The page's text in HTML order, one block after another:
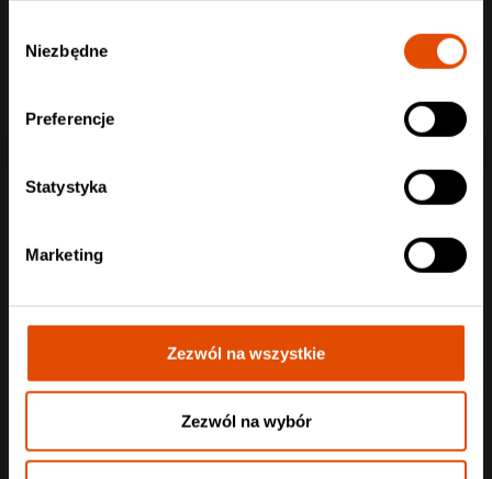
zgody
Niezbędne
Preferencje
Statystyka
Marketing
Zezwól na wszystkie
Zezwól na wybór
Grają emo, w którym emocje nie podlegają żadnym
filtrem. Poznańskie Siding strzelają w słuchacza muzyką
https://www.facebook.com/sidingemohc
https://www.youtube.com/watch?v=_JkAF7z4jdU
https://www.instagram.com/sidinghc/